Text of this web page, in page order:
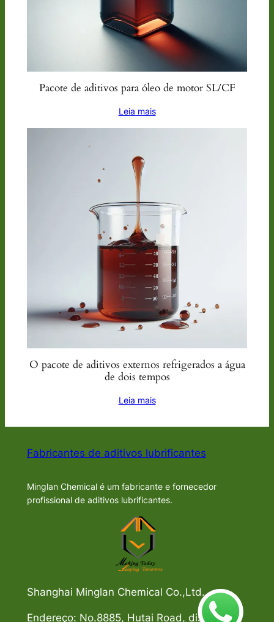
Pacote de aditivos para óleo de motor SL/CF
Leia mais
O pacote de aditivos externos refrigerados a água
de dois tempos
Leia mais
Fabricantes de aditivos lubrificantes
Minglan Chemical é um fabricante e fornecedor
profissional de aditivos lubrificantes.
Shanghai Minglan Chemical Co.,Ltd.
Endereço: No.8885, Hutai Road, distrito de